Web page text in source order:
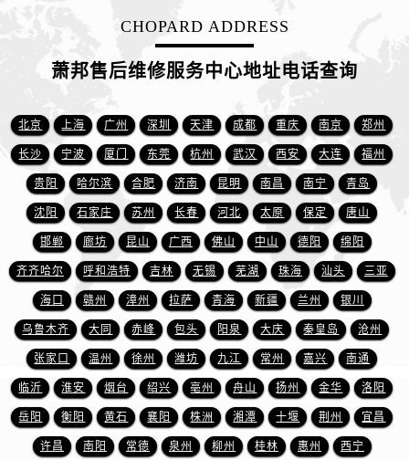
福建省南平市建阳区人民西路萧邦售后服务中心（需提前预约）
福建省宁德市蕉城区天湖东路萧邦售后服务中心（需提前预约）
福建省莆田市城厢区霞林街道荔华东大道萧邦售后服务中心（需提前预约）
福建省三明市三元区东乾二路萧邦售后服务中心（需提前预约）
福建省漳州市龙文区步港路萧邦售后服务中心（需提前预约）
江苏省常州市新北区龙锦路1590号现代传媒中心5号楼10层1008室萧邦售后服务中心（需提前预约）
江苏省淮安市清江浦区淮海北路萧邦售后服务中心（需提前预约）
江苏省连云港市海州区通灌北路萧邦售后服务中心（需提前预约）
江苏省南京市秦淮区中山南路1号南京中心22层22-C1-C3室萧邦售后服务中心（需提前预约）
江苏省宿迁市宿城区西湖路萧邦售后服务中心（需提前预约）
江苏省泰州市海陵区永定东路399号置地商务中心东塔（华润万象城）17层1706室萧邦售后服务中心（需提前预约）
江苏省徐州市鼓楼区淮海东路29号苏宁广场IFC国际金融中心35层3508室萧邦售后服务中心（需提前预约）
江苏省盐城市盐都区世纪大道5号盐城金融城写字楼1号楼16层1604室萧邦售后服务中心（需提前预约）
CHOPARD ADDRESS
萧邦售后维修服务中心地址电话查询
北京 上海 广州 深圳 天津 成都 重庆 南京 郑州
长沙 宁波 厦门 东莞 杭州 武汉 西安 大连 福州
贵阳 哈尔滨 合肥 济南 昆明 南昌 南宁 青岛
沈阳 石家庄 苏州 长春 河北 太原 保定 唐山
邯郸 廊坊 昆山 广西 佛山 中山 德阳 绵阳
齐齐哈尔 呼和浩特 吉林 无锡 芜湖 珠海 汕头 三亚
海口 赣州 漳州 拉萨 青海 新疆 兰州 银川
乌鲁木齐 大同 赤峰 包头 阳泉 大庆 秦皇岛 沧州
张家口 温州 徐州 潍坊 九江 常州 嘉兴 南通
临沂 淮安 烟台 绍兴 亳州 舟山 扬州 金华 洛阳
岳阳 衡阳 黄石 襄阳 株洲 湘潭 十堰 荆州 宜昌
许昌 南阳 常德 泉州 柳州 桂林 惠州 西宁